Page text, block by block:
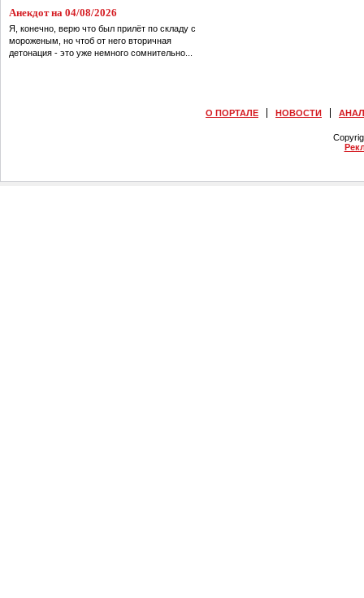
Анекдот на 04/08/2026
Я, конечно, верю что был прилёт по складу с
мороженым, но чтоб от него вторичная
детонация - это уже немного сомнительно...
О ПОРТАЛЕ НОВОСТИ